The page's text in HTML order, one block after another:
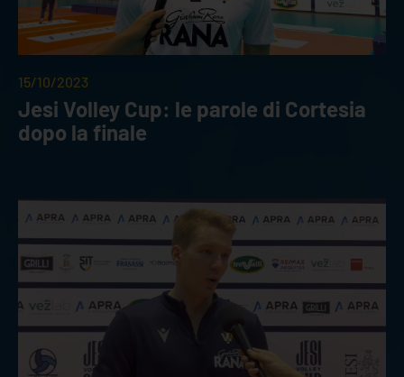
15/10/2023
Jesi Volley Cup: le parole di Cortesia
dopo la finale